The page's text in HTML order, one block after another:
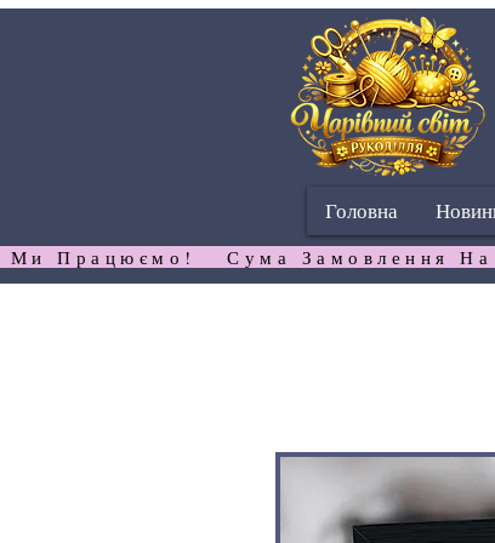
Головна
Ми Працюємо!   Сума Замовлення